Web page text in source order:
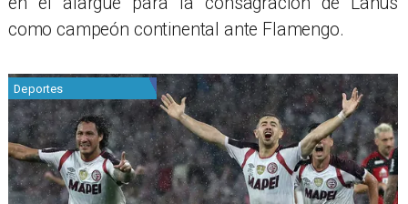
como campeón continental ante Flamengo.
Deportes